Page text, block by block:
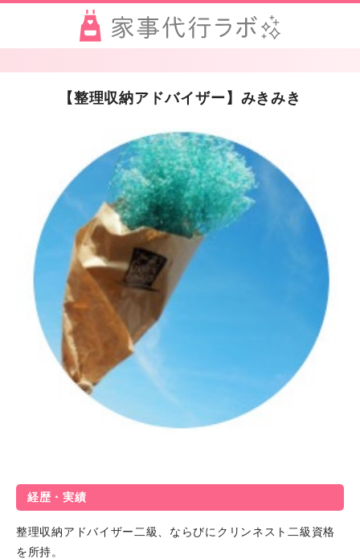
【整理収納アドバイザー】みきみき
経歴・実績
整理収納アドバイザー二級、ならびにクリンネスト二級資格
を所持。